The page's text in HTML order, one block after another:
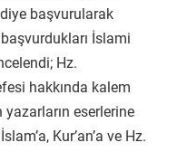
başvurularak
İslami
Hz.
hakkında kalem
eserlerine
Kur’an’a ve Hz.